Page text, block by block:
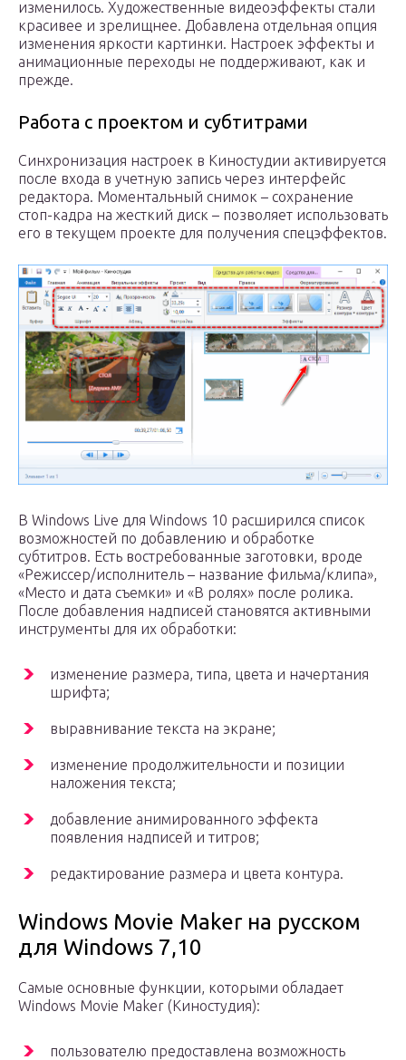
изменилось. Художественные видеоэффекты стали
красивее и зрелищнее. Добавлена отдельная опция
изменения яркости картинки. Настроек эффекты и
анимационные переходы не поддерживают, как и
прежде.
Работа с проектом и субтитрами
Синхронизация настроек в Киностудии активируется
после входа в учетную запись через интерфейс
редактора. Моментальный снимок – сохранение
стоп-кадра на жесткий диск – позволяет использовать
его в текущем проекте для получения спецэффектов.
В Windows Live для Windows 10 расширился список
возможностей по добавлению и обработке
субтитров. Есть востребованные заготовки, вроде
«Режиссер/исполнитель – название фильма/клипа»,
«Место и дата съемки» и «В ролях» после ролика.
После добавления надписей становятся активными
инструменты для их обработки:
изменение размера, типа, цвета и начертания
шрифта;
выравнивание текста на экране;
изменение продолжительности и позиции
наложения текста;
добавление анимированного эффекта
появления надписей и титров;
редактирование размера и цвета контура.
Windows Movie Maker на русском
для Windows 7,10
Самые основные функции, которыми обладает
Windows Movie Maker (Киностудия):
пользователю предоставлена возможность